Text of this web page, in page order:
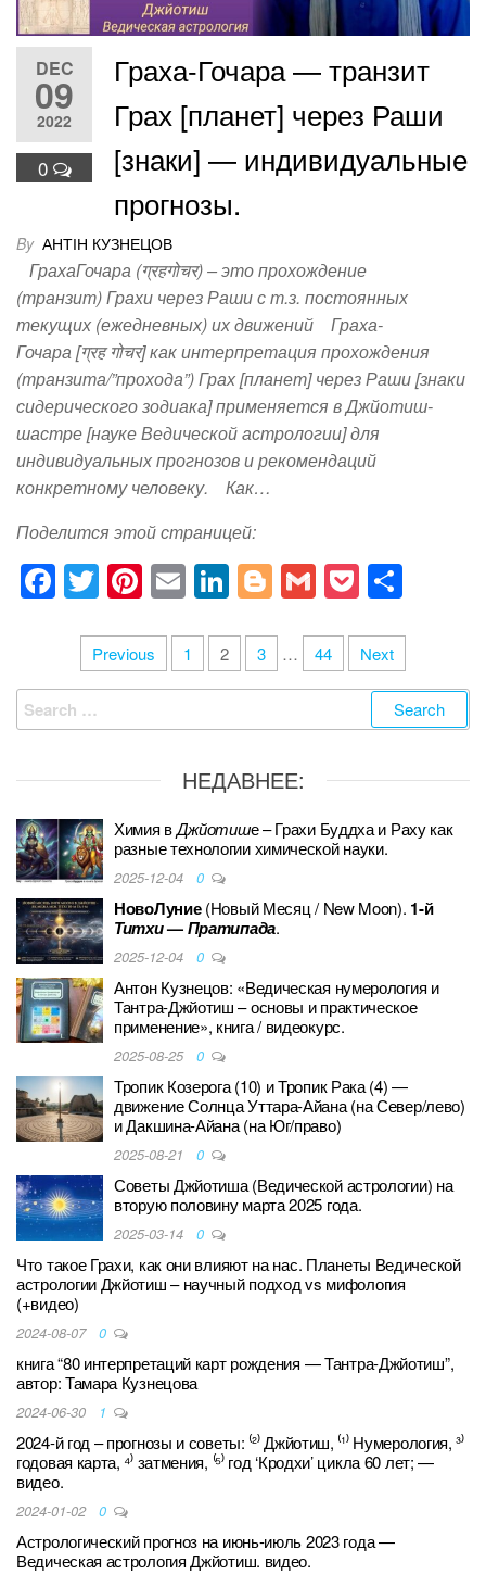
DEC
09
2022
0
Граха-Гочара — транзит
Грах [планет] через Раши
[знаки] — индивидуальные
прогнозы.
By АНТІН КУЗНЕЦОВ
ГрахаГочара (ग्रहगोचर) – это прохождение
(транзит) Грахи через Раши с т.з. постоянных
текущих (ежедневных) их движений Граха-
Гочара [ग्रह गोचर] как интерпретация прохождения
(транзита/”прохода”) Грах [планет] через Раши [знаки
сидерического зодиака] применяется в Джйотиш-
шастре [науке Ведической астрологии] для
индивидуальных прогнозов и рекомендаций
конкретному человеку. Как…
Поделится этой страницей:
F
a
e
b
o
k
T
wi
tt
er
Pi
nt
er
e
st
E
m
ail
Li
n
k
e
dI
Bl
o
g
g
er
G
m
ail
P
o
ck
et
ar
e
Posts
pagination
Previous 1 2 3 … 44 Next
Search
for:
НЕДАВНЕЕ:
Химия вДжйотише – Грахи Буддха и Раху как
разные технологии химической науки.
2025-12-04 0
НовоЛуние(Новый Месяц / New Moon). 1-й
Титхи—Пратипада.
2025-12-04 0
Антон Кузнецов: «Ведическая нумерология и
Тантра-Джйотиш – основы и практическое
применение», книга / видеокурс.
2025-08-25 0
Тропик Козерога (10) и Тропик Рака (4) —
движение Солнца Уттара-Айана (на Север/лево)
и Дакшина-Айана (на Юг/право)
2025-08-21 0
Советы Джйотиша (Ведической астрологии) на
вторую половину марта 2025 года.
2025-03-14 0
Что такое Грахи, как они влияют на нас. Планеты Ведической
астрологии Джйотиш – научный подход vs мифология
(+видео)
2024-08-07 0
книга “80 интерпретаций карт рождения — Тантра-Джйотиш”,
автор: Тамара Кузнецова
2024-06-30 1
2024-й год – прогнозы и советы: ⁽²⁾ Джйотиш, ⁽¹⁾ Нумерология, ³⁾
годовая карта, ⁴⁾ затмения, ⁽⁵⁾ год ‘Кродхи’ цикла 60 лет; —
видео.
2024-01-02 0
Астрологический прогноз на июнь-июль 2023 года —
Ведическая астрология Джйотиш. видео.